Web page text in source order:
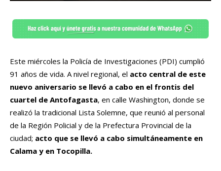
Este miércoles la Policía de Investigaciones (PDI) cumplió
91 años de vida. A nivel regional, el acto central de este
nuevo aniversario se llevó a cabo en el frontis del
cuartel de Antofagasta, en calle Washington, donde se
realizó la tradicional Lista Solemne, que reunió al personal
de la Región Policial y de la Prefectura Provincial de la
ciudad; acto que se llevó a cabo simultáneamente en
Calama y en Tocopilla.